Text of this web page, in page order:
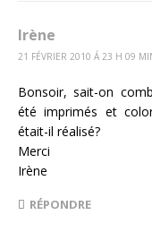
Irène
21 FÉVRIER 2010 Á 23 H 09
Bonsoir, sait-on
été imprimés et
était-il réalisé?
Merci
Irène
RÉPONDRE